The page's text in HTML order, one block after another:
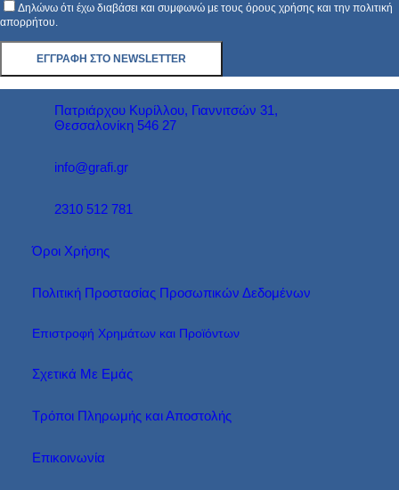
Δηλώνω ότι έχω διαβάσει και συμφωνώ με τους όρους χρήσης και την πολιτική
απορρήτου.
Πατριάρχου Κυρίλλου, Γιαννιτσών 31,
Θεσσαλονίκη 546 27
info@grafi.gr
2310 512 781
Όροι Χρήσης
Πολιτική Προστασίας Προσωπικών Δεδομένων
Επιστροφή Χρημάτων και Προϊόντων
Σχετικά Με Εμάς
Τρόποι Πληρωμής και Αποστολής
Επικοινωνία